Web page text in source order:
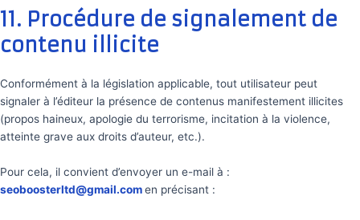
11. Procédure de signalement de
contenu illicite
Conformément à la législation applicable, tout utilisateur peut
signaler à l’éditeur la présence de contenus manifestement illicites
(propos haineux, apologie du terrorisme, incitation à la violence,
atteinte grave aux droits d’auteur, etc.).
Pour cela, il convient d’envoyer un e-mail à :
seoboosterltd@gmail.comen précisant :